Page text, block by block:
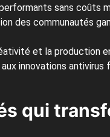
sans coûts
des communautés
et la production
innovations
qui